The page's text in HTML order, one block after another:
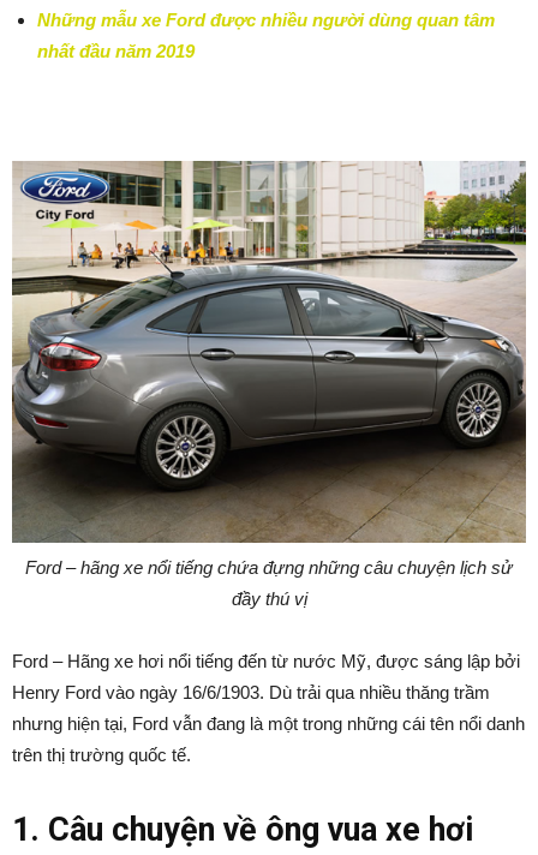
Những mẫu xe Ford được nhiều người dùng quan tâm
nhất đầu năm 2019
Ford – hãng xe nổi tiếng chứa đựng những câu chuyện lịch sử
đầy thú vị
Ford – Hãng xe hơi nổi tiếng đến từ nước Mỹ, được sáng lập bởi
Henry Ford vào ngày 16/6/1903. Dù trải qua nhiều thăng trầm
nhưng hiện tại, Ford vẫn đang là một trong những cái tên nổi danh
trên thị trường quốc tế.
1. Câu chuyện về ông vua xe hơi